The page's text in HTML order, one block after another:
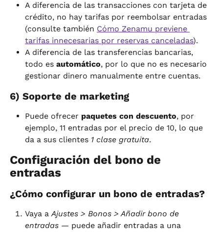
A diferencia de las transacciones con tarjeta de
crédito, no hay tarifas por reembolsar entradas
(consulte también Cómo Zenamu previene
tarifas innecesarias por reservas canceladas).
A diferencia de las transferencias bancarias,
todo es automático, por lo que no es necesario
gestionar dinero manualmente entre cuentas.
6) Soporte de marketing
Puede ofrecer paquetes con descuento, por
ejemplo, 11 entradas por el precio de 10, lo que
da a sus clientes 1 clase gratuita.
Configuración del bono de
entradas
¿Cómo configurar un bono de entradas?
Vaya a Ajustes > Bonos > Añadir bono de
entradas — puede añadir entradas a una